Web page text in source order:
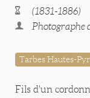
(1831-1886)
Photographe
Tarbes Hautes-
Fils d'un